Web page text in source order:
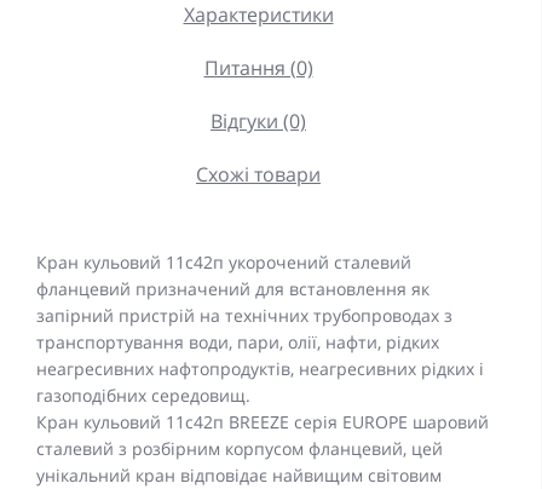
Характеристики
Питання (0)
Відгуки (0)
Схожі товари
Кран кульовий 11c42п укорочений сталевий
фланцевий призначений для встановлення як
запірний пристрій на технічних трубопроводах з
транспортування води, пари, олії, нафти, рідких
неагресивних нафтопродуктів, неагресивних рідких і
газоподібних середовищ.
Кран кульовий 11с42п BREEZE серія EUROPE шаровий
сталевий з розбірним корпусом фланцевий, цей
унікальний кран відповідає найвищим світовим